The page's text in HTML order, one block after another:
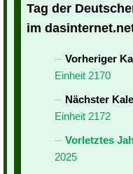
Tag der
im
Vorheriger
Einheit 2170
Nächster
Einheit 2172
Vorletztes
2025